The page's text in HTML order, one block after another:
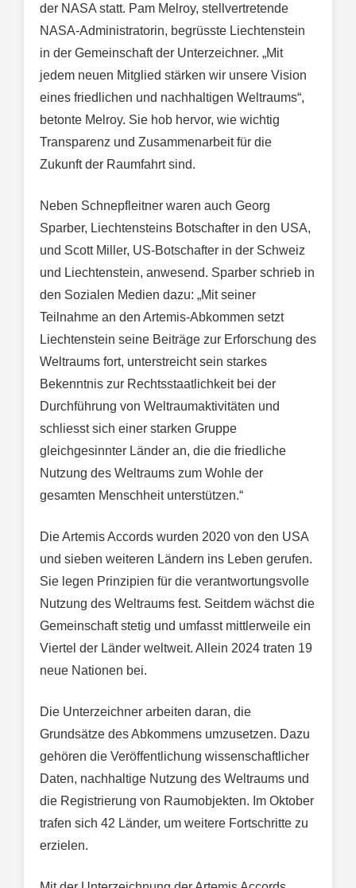
der NASA statt. Pam Melroy, stellvertretende
NASA-Administratorin, begrüsste Liechtenstein
in der Gemeinschaft der Unterzeichner. „Mit
jedem neuen Mitglied stärken wir unsere Vision
eines friedlichen und nachhaltigen Weltraums“,
betonte Melroy. Sie hob hervor, wie wichtig
Transparenz und Zusammenarbeit für die
Zukunft der Raumfahrt sind.
Neben Schnepfleitner waren auch Georg
Sparber, Liechtensteins Botschafter in den USA,
und Scott Miller, US-Botschafter in der Schweiz
und Liechtenstein, anwesend. Sparber schrieb in
den Sozialen Medien dazu: „Mit seiner
Teilnahme an den Artemis-Abkommen setzt
Liechtenstein seine Beiträge zur Erforschung des
Weltraums fort, unterstreicht sein starkes
Bekenntnis zur Rechtsstaatlichkeit bei der
Durchführung von Weltraumaktivitäten und
schliesst sich einer starken Gruppe
gleichgesinnter Länder an, die die friedliche
Nutzung des Weltraums zum Wohle der
gesamten Menschheit unterstützen.“
Die Artemis Accords wurden 2020 von den USA
und sieben weiteren Ländern ins Leben gerufen.
Sie legen Prinzipien für die verantwortungsvolle
Nutzung des Weltraums fest. Seitdem wächst die
Gemeinschaft stetig und umfasst mittlerweile ein
Viertel der Länder weltweit. Allein 2024 traten 19
neue Nationen bei.
Die Unterzeichner arbeiten daran, die
Grundsätze des Abkommens umzusetzen. Dazu
gehören die Veröffentlichung wissenschaftlicher
Daten, nachhaltige Nutzung des Weltraums und
die Registrierung von Raumobjekten. Im Oktober
trafen sich 42 Länder, um weitere Fortschritte zu
erzielen.